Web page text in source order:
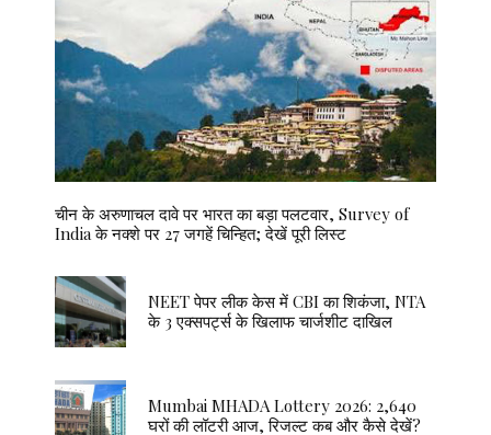
चीन के अरुणाचल दावे पर भारत का बड़ा पलटवार, Survey of
India के नक्शे पर 27 जगहें चिन्हित; देखें पूरी लिस्ट
NEET पेपर लीक केस में CBI का शिकंजा, NTA
के 3 एक्सपर्ट्स के खिलाफ चार्जशीट दाखिल
Mumbai MHADA Lottery 2026: 2,640
घरों की लॉटरी आज, रिजल्ट कब और कैसे देखें?